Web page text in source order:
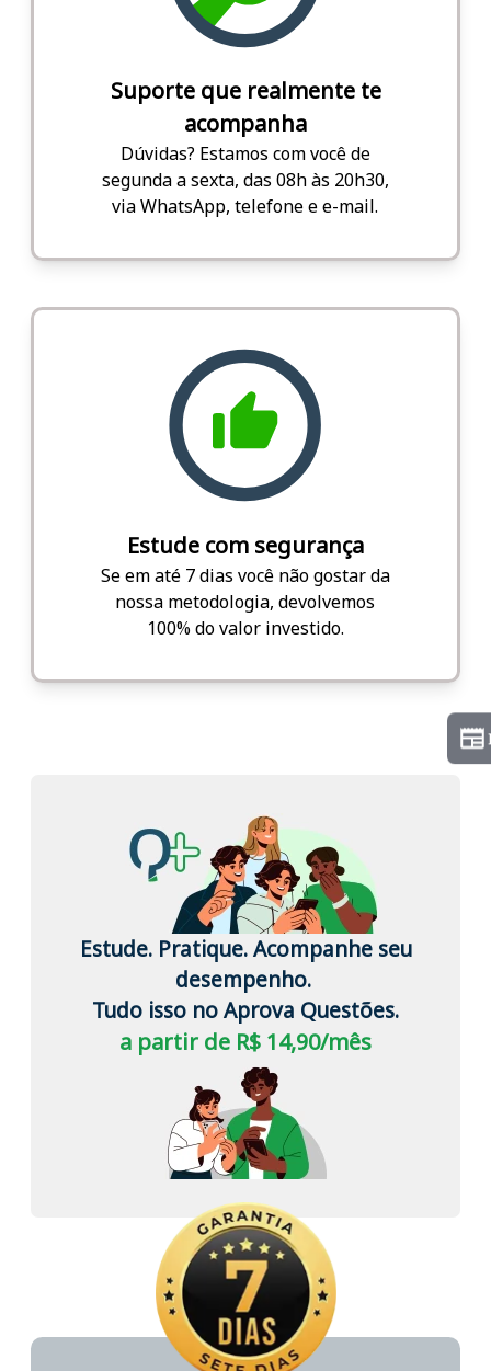
Suporte que realmente te
acompanha
Dúvidas? Estamos com você de
segunda a sexta, das 08h às 20h30,
via WhatsApp, telefone e e-mail.
Estude com segurança
Se em até 7 dias você não gostar da
nossa metodologia, devolvemos
100% do valor investido.
Estude. Pratique. Acompanhe seu
desempenho.
Tudo isso no Aprova Questões.
a partir de R$ 14,90/mês